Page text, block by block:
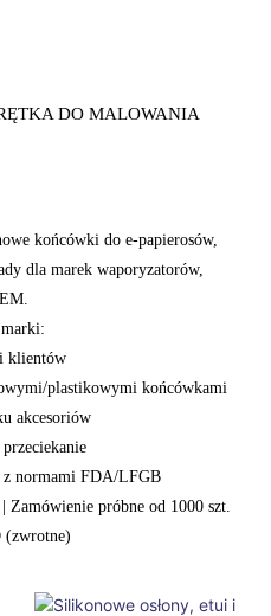
DO MALOWANIA
końcówki do e-papierosów,
dla marek waporyzatorów,
klientów
plastikowymi końcówkami
akcesoriów
z normami FDA/LFGB
Zamówienie próbne od 1000 szt.
(zwrotne)